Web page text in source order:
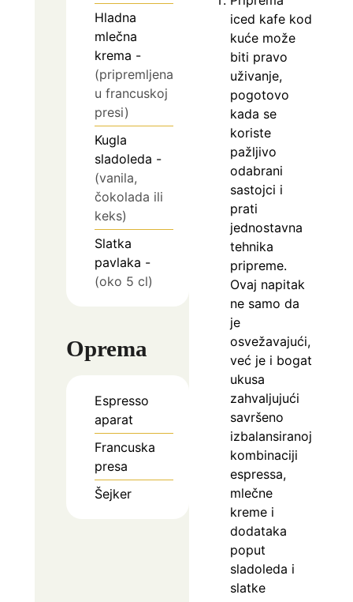
Hladna
mlečna
krema -
(pripremljena
u francuskoj
presi)
Kugla
sladoleda -
(vanila,
čokolada ili
keks)
Slatka
pavlaka -
(oko 5 cl)
Oprema
Espresso
aparat
Francuska
presa
Šejker
iced kafe kod
kuće može
biti pravo
uživanje,
pogotovo
kada se
koriste
pažljivo
odabrani
sastojci i
prati
jednostavna
tehnika
pripreme.
Ovaj napitak
ne samo da
je
osvežavajući,
već je i bogat
ukusa
zahvaljujući
savršeno
izbalansiranoj
kombinaciji
espressa,
mlečne
kreme i
dodataka
poput
sladoleda i
slatke